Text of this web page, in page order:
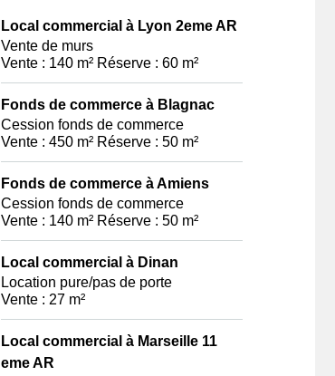
Local commercial à Lyon 2eme AR
Vente de murs
Vente : 140 m² Réserve : 60 m²
Fonds de commerce à Blagnac
Cession fonds de commerce
Vente : 450 m² Réserve : 50 m²
Fonds de commerce à Amiens
Cession fonds de commerce
Vente : 140 m² Réserve : 50 m²
Local commercial à Dinan
Location pure/pas de porte
Vente : 27 m²
Local commercial à Marseille 11
eme AR